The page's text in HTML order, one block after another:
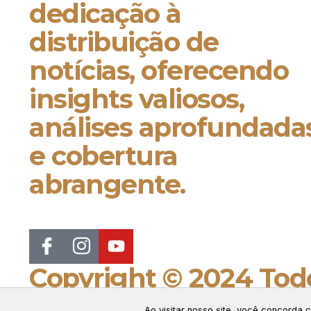
dedicação à
distribuição de
notícias, oferecendo
insights valiosos,
análises
e cobertura
abrangente.
Copyright © 2024